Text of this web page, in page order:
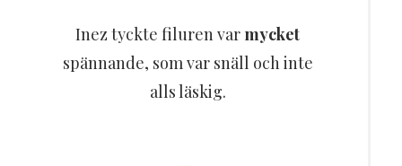
Inez tyckte filuren var mycket
spännande, som var snäll och inte
alls läskig.